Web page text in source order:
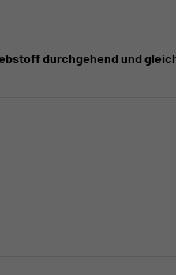
durchgehend und